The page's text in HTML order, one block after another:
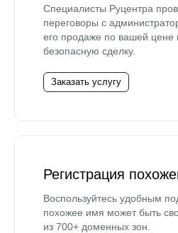
Специалисты Руцентра
переговоры с
его продаже по вашей цене
безопасную сделку.
Заказать услугу
Регистрация
Воспользуйтесь удобным
похожее имя может быть
из 700+ доменных зон.